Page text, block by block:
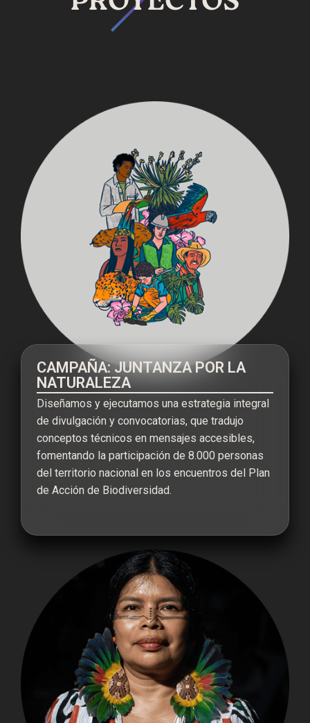
CAMPAÑA: JUNTANZA POR LA
NATURALEZA
Diseñamos y ejecutamos una estrategia integral
de divulgación y convocatorias, que tradujo
conceptos técnicos en mensajes accesibles,
fomentando la participación de 8.000 personas
del territorio nacional en los encuentros del Plan
de Acción de Biodiversidad.